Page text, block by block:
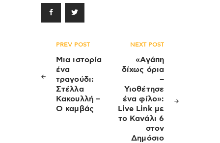
Πλοήγηση
άρθρων
PREV POST
Μια ιστορία
ένα
τραγούδι:
Στέλλα
Κακουλλή –
Ο καμβάς
NEXT POST
«Αγάπη
δίχως όρια
–
Υιοθέτησε
ένα φίλο»:
Live Link με
το Κανάλι 6
στον
Δημόσιο